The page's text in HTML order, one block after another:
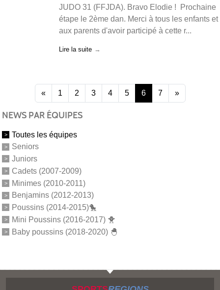
JUDO 31 (FFJDA). Bravo Elodie ! Prochaine
étape le 2ème dan. Merci à tous les enfants et
aux parents d'avoir participé à cette r...
Lire la suite
« 1 2 3 4 5 6 7 »
NEWS PAR ÉQUIPES
Toutes les équipes
Seniors
Juniors
Cadets (2007-2009)
Minimes (2010-2011)
Benjamins (2012-2013)
Poussins (2014-2015)🐤
Mini Poussins (2016-2017) 🐥
Baby poussins (2018-2020) 🐣